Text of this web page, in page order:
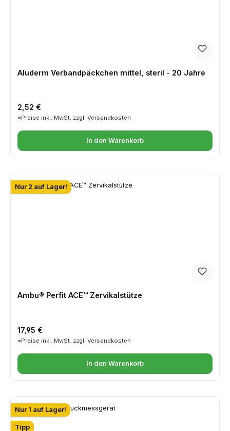
Aluderm Verbandpäckchen mittel, steril - 20 Jahre
Regulärer Preis:
2,52 €
*Preise inkl. MwSt. zzgl. Versandkosten
In den Warenkorb
Nur 2 auf Lager!
Ambu® Perfit ACE™ Zervikalstütze
Regulärer Preis:
17,95 €
*Preise inkl. MwSt. zzgl. Versandkosten
In den Warenkorb
Nur 1 auf Lager!
Tipp